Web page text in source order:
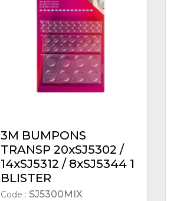
3M BUMPONS
TRANSP 20xSJ5302 /
14xSJ5312 / 8xSJ5344 1
BLISTER
Code : SJ5300MIX